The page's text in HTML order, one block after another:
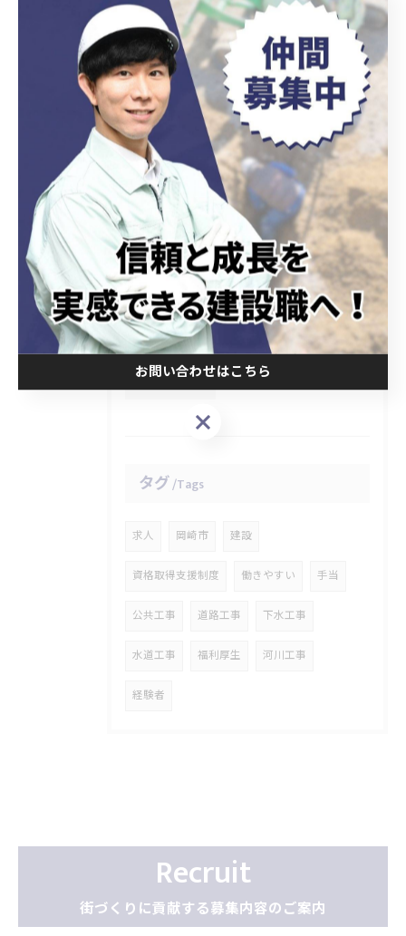
最近の投稿 Recent Posts
2026/08/09
2026/08/08
下水道管耐震化の進捗から読み解く岡崎市の未来と安心のためのポイント
2026/08/06
タグ Tags
求人 岡崎市 建設
資格取得支援制度 働きやすい 手当
公共工事 道路工事 下水工事
水道工事 福利厚生 河川工事
経験者
Recruit
街づくりに貢献する募集内容のご案内
お問い合わせはこちら
お問い合わせはこちら